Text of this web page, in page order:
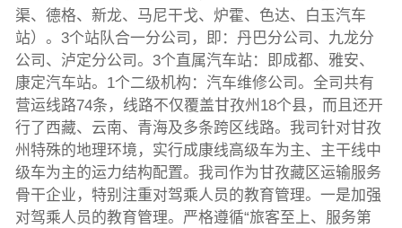
渠、德格、新龙、马尼干戈、炉霍、色达、白玉汽车
站）。3个站队合一分公司，即：丹巴分公司、九龙分
公司、泸定分公司。3个直属汽车站：即成都、雅安、
康定汽车站。1个二级机构：汽车维修公司。全司共有
营运线路74条，线路不仅覆盖甘孜州18个县，而且还开
行了西藏、云南、青海及多条跨区线路。我司针对甘孜
州特殊的地理环境，实行成康线高级车为主、主干线中
级车为主的运力结构配置。我司作为甘孜藏区运输服务
骨干企业，特别注重对驾乘人员的教育管理。一是加强
对驾乘人员的教育管理。严格遵循“旅客至上、服务第